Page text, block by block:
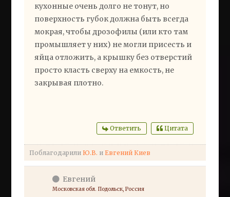
кухонные очень долго не тонут, но
поверхность губок должна быть всегда
мокрая, чтобы дрозофилы (или кто там
промышляет у них) не могли присесть и
яйца отложить, а крышку без отверстий
просто класть сверху на емкость, не
закрывая плотно.
Ответить Цитата
ПоблагодарилиЮ.В. иЕвгений Киев
Евгений
Московская обл. Подольск, Россия